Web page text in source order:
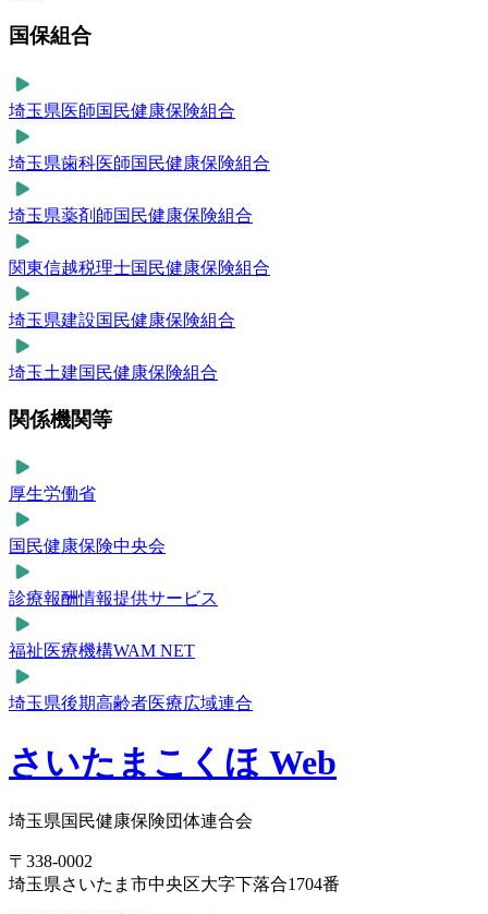
国保組合
埼玉県医師国民健康保険組合
埼玉県歯科医師国民健康保険組合
埼玉県薬剤師国民健康保険組合
関東信越税理士国民健康保険組合
埼玉県建設国民健康保険組合
埼玉土建国民健康保険組合
関係機関等
厚生労働省
国民健康保険中央会
診療報酬情報提供サービス
福祉医療機構WAM NET
埼玉県後期高齢者医療広域連合
さいたまこくほ Web
埼玉県国民健康保険団体連合会
〒338-0002
埼玉県さいたま市中央区大字下落合1704番